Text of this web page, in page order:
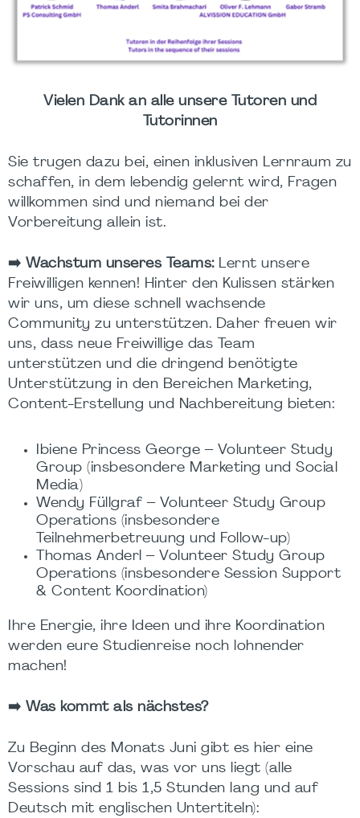
Vielen Dank an alle unsere Tutoren und
Tutorinnen
Sie trugen dazu bei, einen inklusiven Lernraum zu
schaffen, in dem lebendig gelernt wird, Fragen
willkommen sind und niemand bei der
Vorbereitung allein ist.
➡️ Wachstum unseres Teams:Lernt unsere
Freiwilligen kennen! Hinter den Kulissen stärken
wir uns, um diese schnell wachsende
Community zu unterstützen. Daher freuen wir
uns, dass neue Freiwillige das Team
unterstützen und die dringend benötigte
Unterstützung in den Bereichen Marketing,
Content-Erstellung und Nachbereitung bieten:
Ibiene Princess George – Volunteer Study
Group (insbesondere Marketing und Social
Media)
Wendy Füllgraf – Volunteer Study Group
Operations (insbesondere
Teilnehmerbetreuung und Follow-up)
Thomas Anderl – Volunteer Study Group
Operations (insbesondere Session Support
& Content Koordination)
Ihre Energie, ihre Ideen und ihre Koordination
werden eure Studienreise noch lohnender
machen!
➡️ Was kommt als nächstes?
Zu Beginn des Monats Juni gibt es hier eine
Vorschau auf das, was vor uns liegt (alle
Sessions sind 1 bis 1,5 Stunden lang und auf
Deutsch mit englischen Untertiteln):